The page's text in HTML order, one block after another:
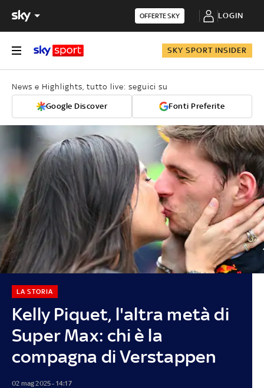
OFFERTE SKY LOGIN
SKY SPORT INSIDER
News e Highlights, tutto live: seguici su
Google Discover Fonti Preferite
Kelly Piquet, l'altra metà di
Super Max: chi è la
compagna di Verstappen
LA STORIA
02 mag 2025 - 14:17